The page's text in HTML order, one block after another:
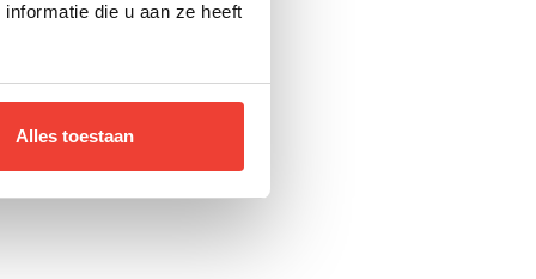
die u aan ze heeft
Alles toestaan